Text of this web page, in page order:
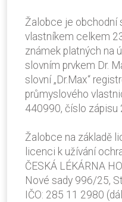
Žalobce je obchodní
vlastníkem celkem
známek platných na
slovním prvkem Dr.
slovní „Dr.Max“
průmyslového
440990, číslo zápisu
Žalobce na základě
licenci k užívání
ČESKÁ LÉKÁRNA
Nové sady 996/25,
IČO: 285 11 2980